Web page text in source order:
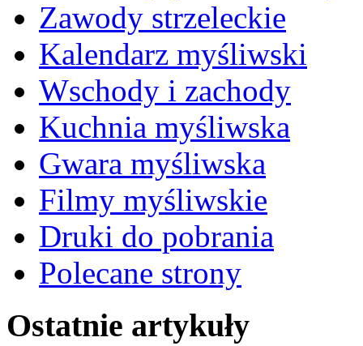
Zawody strzeleckie
Kalendarz myśliwski
Wschody i zachody
Kuchnia myśliwska
Gwara myśliwska
Filmy myśliwskie
Druki do pobrania
Polecane strony
Ostatnie artykuły